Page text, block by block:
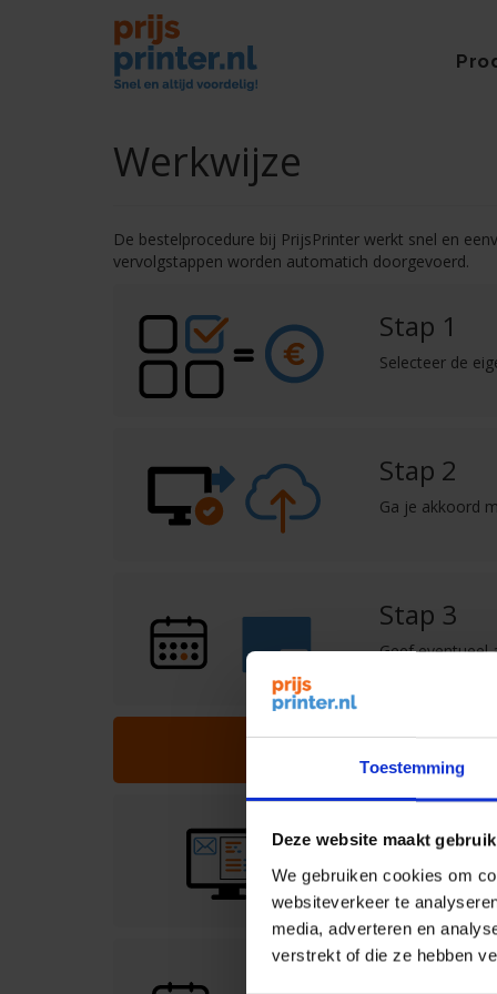
Toestemming
Deze website maakt
We gebruiken cookies om
websiteverkeer te
media, adverteren en
verstrekt of die ze hebben
Werkwijze
De bestelprocedure bij PrijsPrinter werkt snel en
vervolgstappen worden automatich doorgevoerd.
Stap 1
Selecteer de
Stap 2
Ga je akkoord
Stap 3
Geef eventueel
Stap 4
Per e-mail krijg